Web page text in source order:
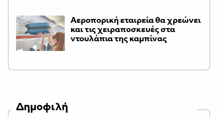
Αεροπορική εταιρεία θα χρεώνει
και τις χειραποσκευές στα
ντουλάπια της καμπίνας
Δημοφιλή